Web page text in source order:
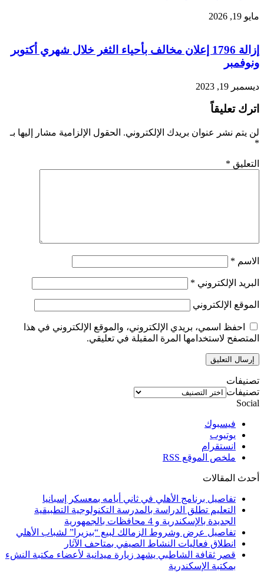
مايو 19, 2026
إزالة 1796 إعلان مخالف بأحياء الثغر خلال شهري أكتوبر
ونوفمبر
ديسمبر 19, 2023
اترك تعليقاً
لن يتم نشر عنوان بريدك الإلكتروني. الحقول الإلزامية مشار إليها بـ
*
التعليق *
الاسم *
البريد الإلكتروني *
الموقع الإلكتروني
احفظ اسمي، بريدي الإلكتروني، والموقع الإلكتروني في هذا
المتصفح لاستخدامها المرة المقبلة في تعليقي.
تصنيفات
تصنيفات
Social
فيسبوك
يوتيوب
انستقرام
ملخص الموقع RSS
أحدث المقالات
تفاصيل برنامج الأهلي في ثاني أيامه بمعسكر إسبانيا
التعليم تطلق الدراسة بالمدرسة التكنولوجية التطبيقية
الجديدة بالإسكندرية و 4 محافظات بالجمهورية
تفاصيل عرض وشروط الزمالك لبيع “بيزيرا” لشباب الأهلي
انطلاق فعاليات النشاط الصيفي بمتاحف الآثار
قصر ثقافة الشاطبي يشهد زيارة ميدانية لأعضاء مكتبة النشء
بمكتبة الإسكندرية